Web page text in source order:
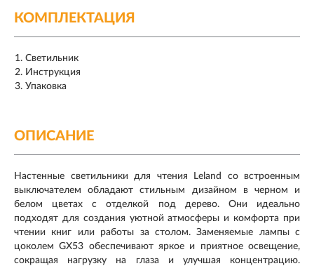
КОМПЛЕКТАЦИЯ
Светильник
Инструкция
Упаковка
ОПИСАНИЕ
Настенные светильники для чтения Leland со встроенным
выключателем обладают стильным дизайном в черном и
белом цветах с отделкой под дерево. Они идеально
подходят для создания уютной атмосферы и комфорта при
чтении книг или работы за столом. Заменяемые лампы с
цоколем GX53 обеспечивают яркое и приятное освещение,
сокращая нагрузку на глаза и улучшая концентрацию.